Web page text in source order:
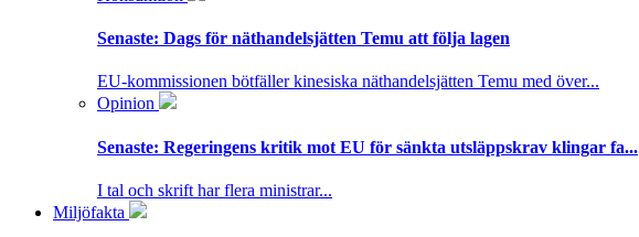
Senaste: Dags för näthandelsjätten Temu att följa lagen
EU-kommissionen bötfäller kinesiska näthandelsjätten Temu med över...
Opinion
Senaste: Regeringens kritik mot EU för sänkta utsläppskrav klingar fa...
I tal och skrift har flera ministrar...
Miljöfakta